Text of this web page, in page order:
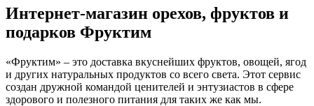
Интернет-магазин орехов, фруктов и
подарков Фруктим
«Фруктим» – это доставка вкуснейших фруктов, овощей, ягод
и других натуральных продуктов со всего света. Этот сервис
создан дружной командой ценителей и энтузиастов в сфере
здорового и полезного питания для таких же как мы.